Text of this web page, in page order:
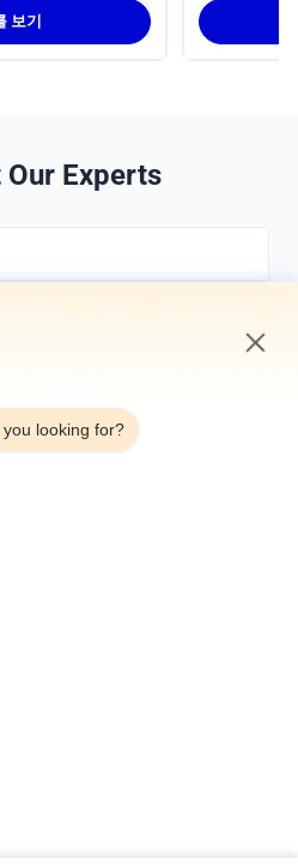
보기
Experts
looking for?